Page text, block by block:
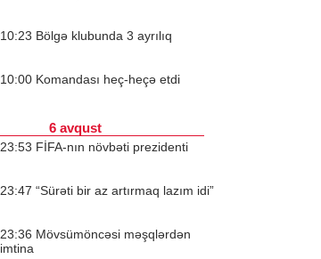
10:23 Bölgə klubunda 3 ayrılıq
10:00 Komandası heç-heçə etdi
6 avqust
23:53 FİFA-nın növbəti prezidenti
23:47 “Sürəti bir az artırmaq lazım idi”
23:36 Mövsümöncəsi məşqlərdən
imtina